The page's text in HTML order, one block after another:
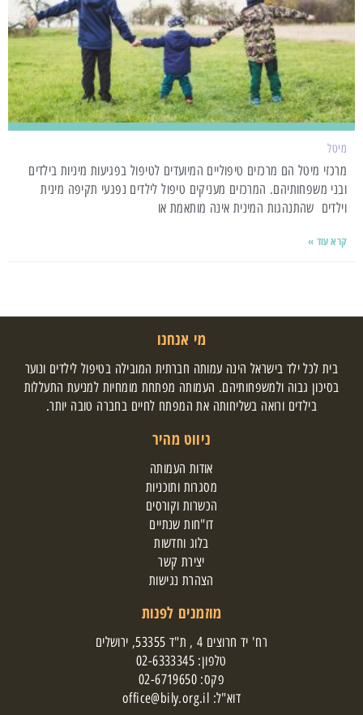
מיטל
מרכזי מיטל הם מרכזים טיפוליים המיועדים לטיפול בפגיעות מיניות בילדים
ובני משפחותיהם. המרכזים מעניקים טיפול לילדים נפגעי תקיפה מינית
וילדים שהתנהגות המינית אינה מותאמת או
קרא עוד »
מי אנחנו
בית לכל ילד בישראל הינה עמותה חברתית המובילה בטיפול לילדים ונוער
בסיכון גבוה ולמשפחותיהם. העמותה מפתחת מומחיות למניעת התעללות
בילדים ורואה בשליחותה את המפתח לחיים בחברה טובה יותר.
ניווט מהיר
אודות העמותה
מסגרות ותוכניות
הכשרות וקורסים
דו"חות שנתיים
בלוג וחדשות
יצירת קשר
הצהרת נגישות
מוזמנים לפנות
רח' יד חרוצים 4 , ת"ד 53355, ירושלים
טלפון: 02-6333345
פקס: 02-6719650
דוא"ל: office@bily.org.il